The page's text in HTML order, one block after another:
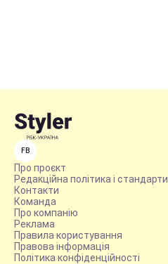
FB
Про проєкт
Редакційна політика і стандарти
Контакти
Команда
Про компанію
Реклама
Правила користування
Правова інформація
Політика конфіденційності